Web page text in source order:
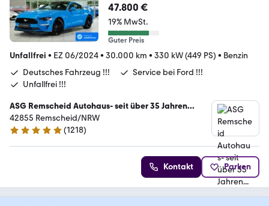
47.800 €
19% MwSt.
Guter Preis
Unfallfrei • EZ 06/2024• 30.000 km • 330 kW (449 PS) • Benzin
Deutsches Fahrzeug !!!
Service bei Ford !!!
Unfallfrei !!!
ASG Remscheid Autohaus- seit über 35 Jahren...
42855 Remscheid/NRW
4.8 Sterne
(1218)
Kontakt Parken